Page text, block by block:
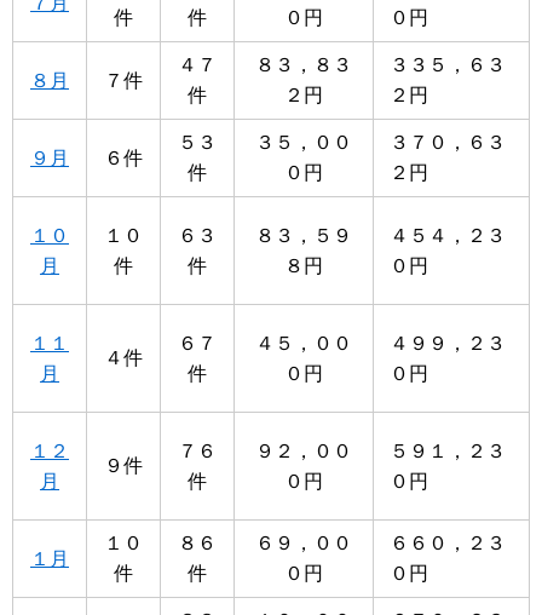
件
件
０円
０円
８月 ７件
４７
件
８３，８３
２円
３３５，６３
２円
９月 ６件
５３
件
３５，００
０円
３７０，６３
２円
１０
月
１０
件
６３
件
８３，５９
８円
４５４，２３
０円
１１
月
４件
６７
件
４５，００
０円
４９９，２３
０円
１２
月
９件
７６
件
９２，００
０円
５９１，２３
０円
１月
１０
件
８６
件
６９，００
０円
６６０，２３
０円